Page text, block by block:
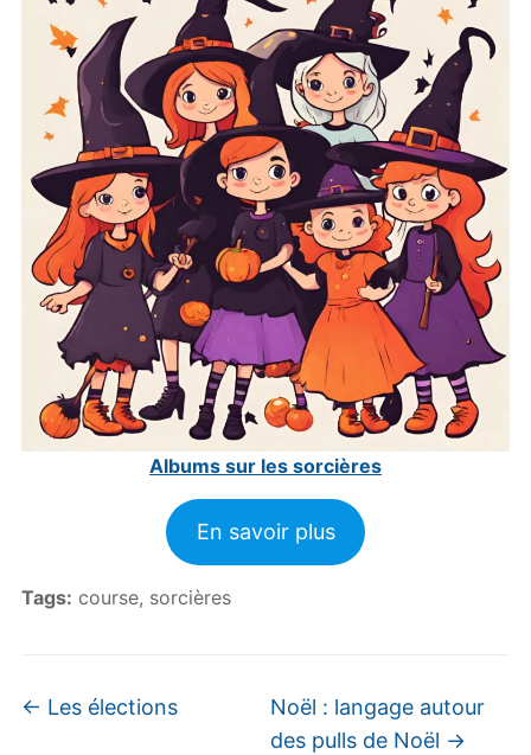
Albums sur les sorcières
En savoir plus
Tags: course, sorcières
← Les élections
Noël : langage autour
des pulls de Noël →